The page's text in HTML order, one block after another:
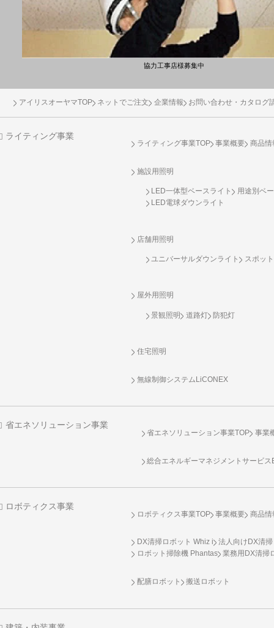
協力工事店様募集中
アイリスオーヤマTOP ネットでご注文 企業情報 お問い合わせ・カタログ
ライティング事業
ライティング事業TOP 事業概要 商品情
施設用照明
LED一体型ベースライト
用途別ベ
LED電球ダウンライト
店舗用照明
ユニバーサルダウンライト スポッ
屋外用照明
景観照明 道路灯 防犯灯
住宅照明
無線制御システム LiCONEX
省エネソリューション事業
省エネソリューション事業TOP 事業
総合エネルギーマネジメントサービ
ロボティクス事業
ロボティクス事業TOP 事業概要 商品情
DX清掃ロボット Whiz i
法人向けDX清
ロボット掃除機 Phantas
業務用DX清掃
配膳ロボット 搬送ロボット